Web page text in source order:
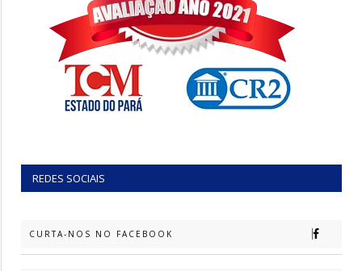
REDES SOCIAIS
CURTA-NOS NO FACEBOOK